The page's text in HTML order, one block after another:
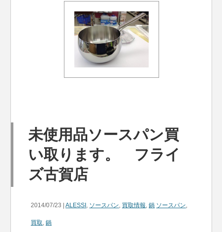
未使用品ソースパン買
い取ります。 フライ
ズ古賀店
2014/07/23 |ALESSI , ソースパン, 買取情報,鍋 ソースパン,
買取,鍋